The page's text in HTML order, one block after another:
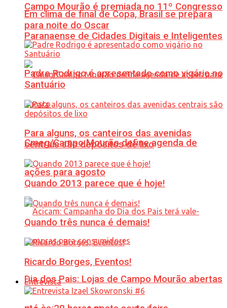
Campo Mourão é premiada no 11º Congresso
Paranaense de Cidades Digitais e Inteligentes
Cmeg/Campo Mourão define agenda de
ações para agosto
Dia dos Pais: Lojas de Campo Mourão abertas
Em clima de final de Copa, Brasil se prepara
para noite do Oscar
Padre Rodrigo é apresentado como vigário no
Santuário
Para alguns, os canteiros das avenidas
centrais são depósitos de lixo
Quando 2013 parece que é hoje!
Quando três nunca é demais!
Ricardo Borges, Eventos!
Entrevista